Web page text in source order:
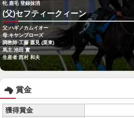
牝 鹿毛 登録抹消
(父)セフティークィーン
父:ハギノカムイオー
母:キヤンプローズ
調教師:工藤 嘉見 (栗東)
馬主:池田 實
生産者:西村 和夫
賞金
獲得賞金